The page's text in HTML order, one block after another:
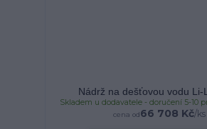
Nádrž na dešťovou vodu Li-
cena od66 708 Kč/ks
Skladem u dodavatele - doručení 5-10